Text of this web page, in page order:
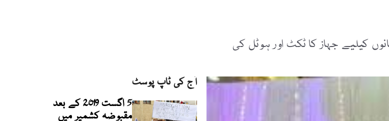
کیلیے جہاز کا ٹکٹ اور ہوٹل کی
آج کی ٹاپ پوسٹ
5 اگست 2019 کے بعد
مقبوضہ کشمیر میں